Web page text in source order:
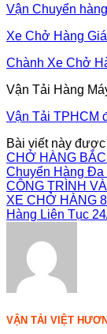
Vận Chuyển
Xe Chở Hàng
Chành Xe Chở
Vận Tải Hàng
Vận Tải TPHCM
Bài viết này
CHỞ HÀNG
Chuyển Hàng
CÔNG TRÌNH
XE CHỞ HÀNG
Hàng Liên Tục
VẬN TẢI VIỆT